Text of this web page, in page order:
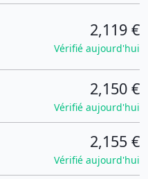
2,119 €
Vérifié aujourd'hui
2,150 €
Vérifié aujourd'hui
2,155 €
Vérifié aujourd'hui